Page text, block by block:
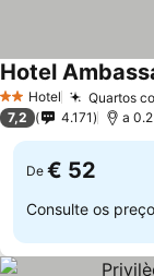
2 Estrelas
Hotel Quartos
Hotel
7,2 4.171 a
De € 52
Consulte os